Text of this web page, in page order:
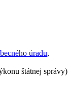
úradu,
štátnej správy)